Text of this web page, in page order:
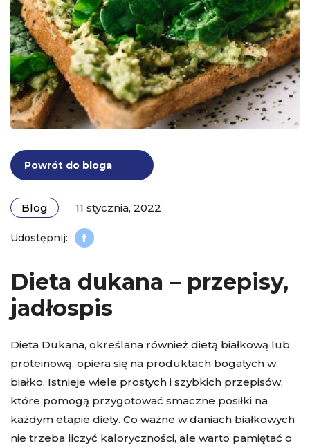
Powrót do bloga
Blog 11 stycznia, 2022
Dieta dukana – przepisy,
jadłospis
Dieta Dukana, określana również dietą białkową lub
proteinową, opiera się na produktach bogatych w
białko. Istnieje wiele prostych i szybkich przepisów,
które pomogą przygotować smaczne posiłki na
każdym etapie diety. Co ważne w daniach białkowych
nie trzeba liczyć kaloryczności, ale warto pamiętać o